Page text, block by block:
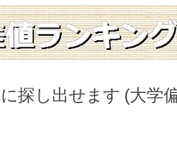
探し出せます (大学